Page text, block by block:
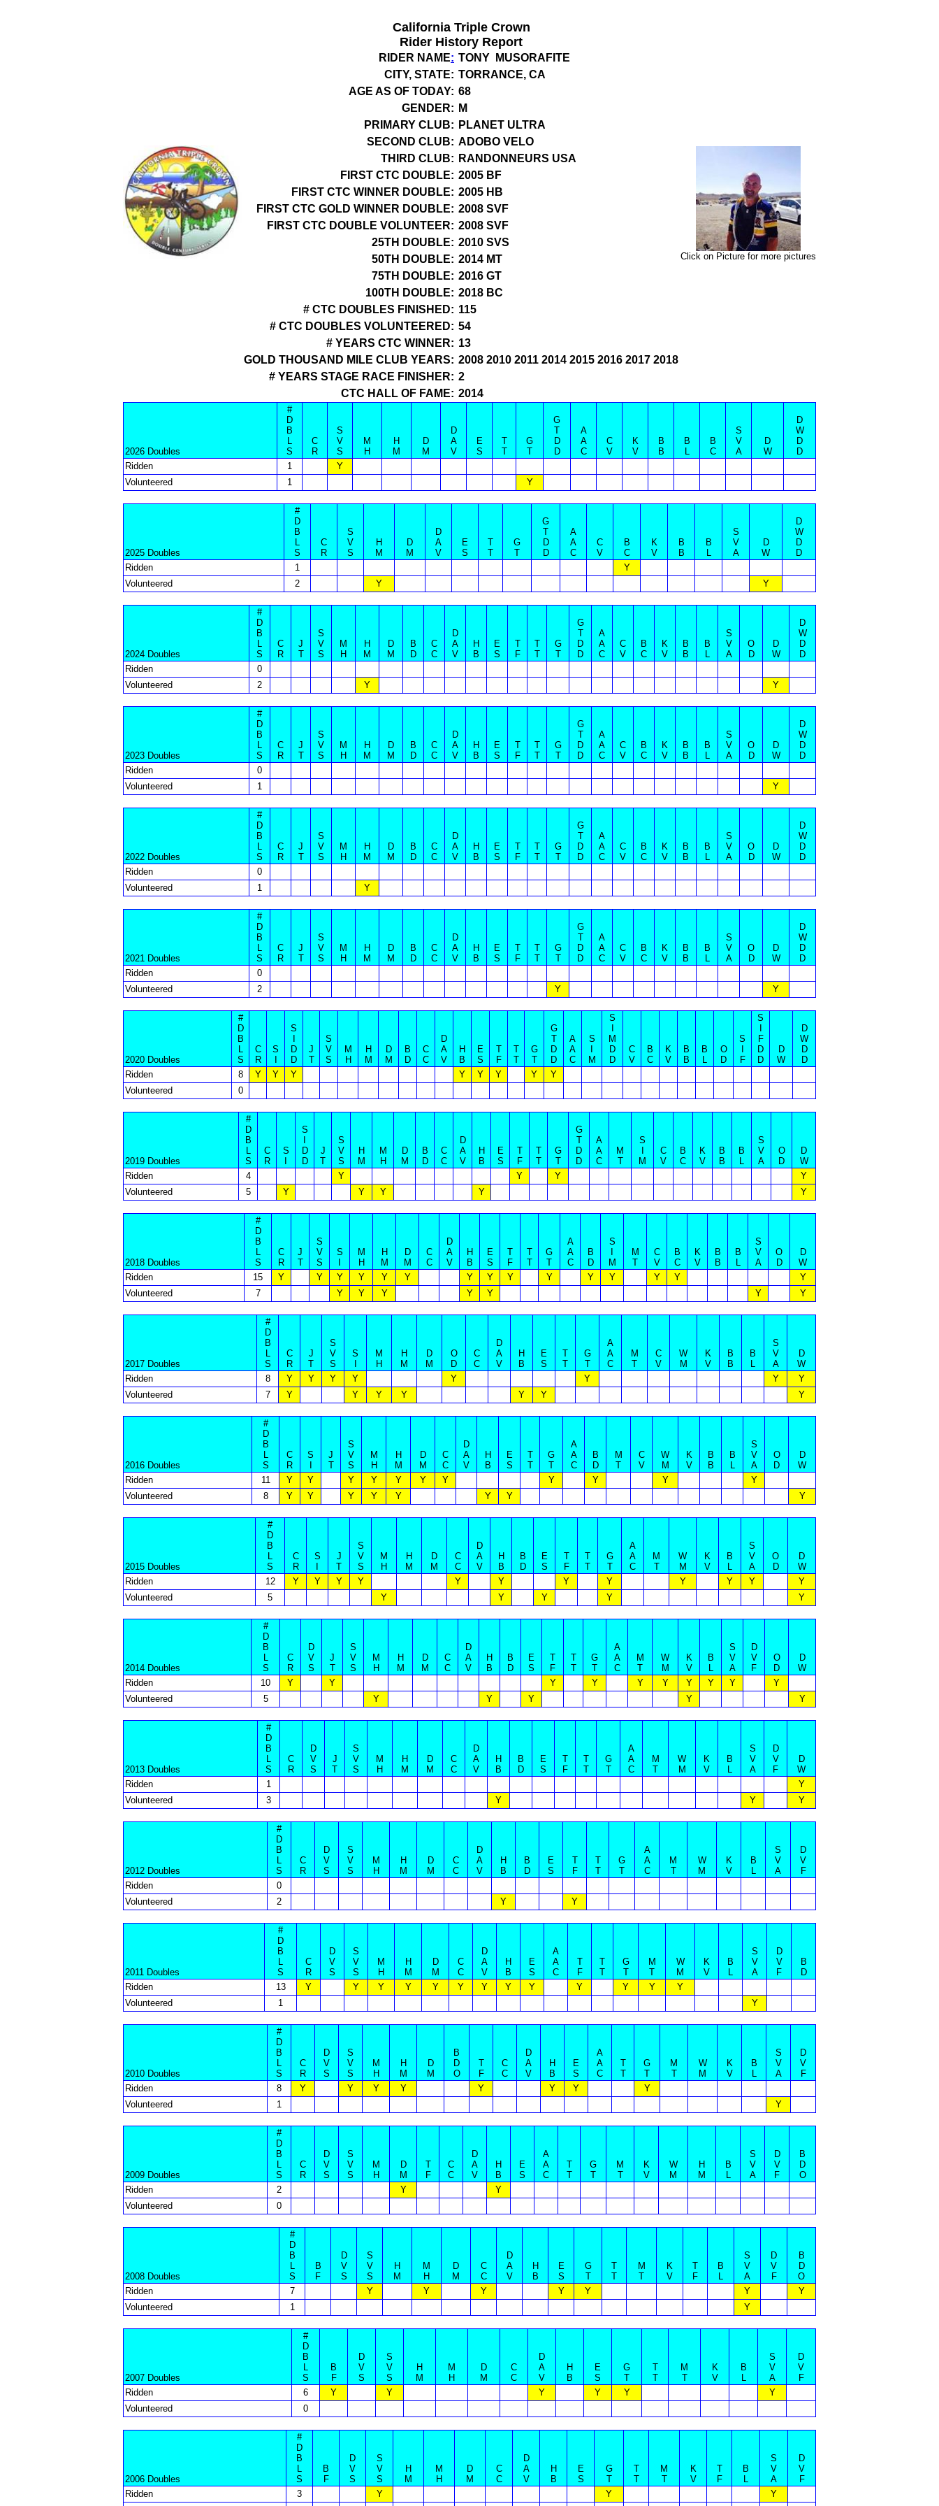
California Triple Crown
Rider History Report
RIDER NAME: TONY MUSORAFITE
CITY, STATE: TORRANCE, CA
AGE AS OF TODAY: 68
GENDER: M
PRIMARY CLUB: PLANET ULTRA
SECOND CLUB: ADOBO VELO
THIRD CLUB: RANDONNEURS USA
FIRST CTC DOUBLE: 2005 BF
FIRST CTC WINNER DOUBLE: 2005 HB
FIRST CTC GOLD WINNER DOUBLE: 2008 SVF
FIRST CTC DOUBLE VOLUNTEER: 2008 SVF
25TH DOUBLE: 2010 SVS
50TH DOUBLE: 2014 MT
75TH DOUBLE: 2016 GT
100TH DOUBLE: 2018 BC
# CTC DOUBLES FINISHED: 115
# CTC DOUBLES VOLUNTEERED: 54
# YEARS CTC WINNER: 13
GOLD THOUSAND MILE CLUB YEARS: 2008 2010 2011 2014 2015 2016 2017 2018
# YEARS STAGE RACE FINISHER: 2
CTC HALL OF FAME: 2014
Click on Picture for more pictures
2026 Doubles
#
D
B
L
S
C
R
S
V
S
M
H
H
M
D
M
D
A
V
E
S
T
T
G
T
G
T
D
D
A
A
C
C
V
K
V
B
B
B
L
B
C
S
V
A
D
W
D
W
D
D
Ridden
1
Y
Volunteered
1 Y
2025 Doubles
#
D
B
L
S
C
R
S
V
S
H
M
D
M
D
A
V
E
S
T
T
G
T
G
T
D
D
A
A
C
C
V
B
C
K
V
B
B
B
L
S
V
A
D
W
D
W
D
D
Ridden
1
Y
Volunteered
2 Y Y
2024 Doubles
#
D
B
L
S
C
R
J
T
S
V
S
M
H
H
M
D
M
B
D
C
C
D
A
V
H
B
E
S
T
F
T
T
G
T
G
T
D
D
A
A
C
C
V
B
C
K
V
B
B
B
L
S
V
A
O
D
D
W
D
W
D
D
Ridden
0
Volunteered
2 Y Y
2023 Doubles
#
D
B
L
S
C
R
J
T
S
V
S
M
H
H
M
D
M
B
D
C
C
D
A
V
H
B
E
S
T
F
T
T
G
T
G
T
D
D
A
A
C
C
V
B
C
K
V
B
B
B
L
S
V
A
O
D
D
W
D
W
D
D
Ridden
0
Volunteered
1 Y
2022 Doubles
#
D
B
L
S
C
R
J
T
S
V
S
M
H
H
M
D
M
B
D
C
C
D
A
V
H
B
E
S
T
F
T
T
G
T
G
T
D
D
A
A
C
C
V
B
C
K
V
B
B
B
L
S
V
A
O
D
D
W
D
W
D
D
Ridden
0
Volunteered
1 Y
2021 Doubles
#
D
B
L
S
C
R
J
T
S
V
S
M
H
H
M
D
M
B
D
C
C
D
A
V
H
B
E
S
T
F
T
T
G
T
G
T
D
D
A
A
C
C
V
B
C
K
V
B
B
B
L
S
V
A
O
D
D
W
D
W
D
D
Ridden
0
Volunteered
2 Y Y
2020 Doubles
#
D
B
L
S
C
R
S
S
D
D
J
T
S
V
S
M
H
H
M
D
M
B
D
C
C
D
A
V
H
B
E
S
T
F
T
T
G
T
G
T
D
D
A
A
C
S
M
S
M
D
D
C
V
B
C
K
V
B
B
B
L
O
D
S
F
S
F
D
D
D
W
D
W
D
D
Ridden
8 Y Y Y Y Y Y Y
Y
Volunteered
0
2019 Doubles
#
D
B
L
S
C
R
S
S
D
D
J
T
S
V
S
H
M
M
H
D
M
B
D
C
C
D
A
V
H
B
E
S
T
F
T
T
G
T
G
T
D
D
A
A
C
M
T
S
M
C
V
B
C
K
V
B
B
B
L
S
V
A
O
D
D
W
Ridden
4 Y Y Y
Y
Volunteered
5 Y Y Y Y Y
2018 Doubles
#
D
B
L
S
C
R
J
T
S
V
S
S
M
H
H
M
D
M
C
C
D
A
V
H
B
E
S
T
F
T
T
G
T
A
A
C
B
D
S
M
M
T
C
V
B
C
K
V
B
B
B
L
S
V
A
O
D
D
W
Ridden
15 Y Y Y Y Y Y Y Y Y Y Y Y Y Y
Y
Volunteered
7 Y Y Y Y Y Y Y
2017 Doubles
#
D
B
L
S
C
R
J
T
S
V
S
S
M
H
H
M
D
M
O
D
C
C
D
A
V
H
B
E
S
T
T
G
T
A
A
C
M
T
C
V
W
M
K
V
B
B
B
L
S
V
A
D
W
Ridden
8 Y Y Y Y Y Y Y
Y
Volunteered
7 Y Y Y Y Y Y Y
2016 Doubles
#
D
B
L
S
C
R
S
J
T
S
V
S
M
H
H
M
D
M
C
C
D
A
V
H
B
E
S
T
T
G
T
A
A
C
B
D
M
T
C
V
W
M
K
V
B
B
B
L
S
V
A
O
D
D
W
Ridden
11 Y Y Y Y Y Y Y Y Y Y
Y
Volunteered
8 Y Y Y Y Y Y Y Y
2015 Doubles
#
D
B
L
S
C
R
S
J
T
S
V
S
M
H
H
M
D
M
C
C
D
A
V
H
B
B
D
E
S
T
F
T
T
G
T
A
A
C
M
T
W
M
K
V
B
L
S
V
A
O
D
D
W
Ridden
12 Y Y Y Y Y Y Y Y Y Y Y
Y
Volunteered
5 Y Y Y Y Y
2014 Doubles
#
D
B
L
S
C
R
D
V
S
J
T
S
V
S
M
H
H
M
D
M
C
C
D
A
V
H
B
B
D
E
S
T
F
T
T
G
T
A
A
C
M
T
W
M
K
V
B
L
S
V
A
D
V
F
O
D
D
W
Ridden
10 Y Y Y Y Y Y Y Y Y
Y
Volunteered
5 Y Y Y Y Y
2013 Doubles
#
D
B
L
S
C
R
D
V
S
J
T
S
V
S
M
H
H
M
D
M
C
C
D
A
V
H
B
B
D
E
S
T
F
T
T
G
T
A
A
C
M
T
W
M
K
V
B
L
S
V
A
D
V
F
D
W
Ridden
1
Y
Volunteered
3 Y Y Y
2012 Doubles
#
D
B
L
S
C
R
D
V
S
S
V
S
M
H
H
M
D
M
C
C
D
A
V
H
B
B
D
E
S
T
F
T
T
G
T
A
A
C
M
T
W
M
K
V
B
L
S
V
A
D
V
F
Ridden
0
Volunteered
2 Y Y
2011 Doubles
#
D
B
L
S
C
R
D
V
S
S
V
S
M
H
H
M
D
M
C
C
D
A
V
H
B
E
S
A
A
C
T
F
T
T
G
T
M
T
W
M
K
V
B
L
S
V
A
D
V
F
B
D
Ridden
13 Y Y Y Y Y Y Y Y Y Y Y Y
Y
Volunteered
1 Y
2010 Doubles
#
D
B
L
S
C
R
D
V
S
S
V
S
M
H
H
M
D
M
B
D
O
T
F
C
C
D
A
V
H
B
E
S
A
A
C
T
T
G
T
M
T
W
M
K
V
B
L
S
V
A
D
V
F
Ridden
8 Y Y Y Y Y Y Y
Y
Volunteered
1 Y
2009 Doubles
#
D
B
L
S
C
R
D
V
S
S
V
S
M
H
D
M
T
F
C
C
D
A
V
H
B
E
S
A
A
C
T
T
G
T
M
T
K
V
W
M
H
M
B
L
S
V
A
D
V
F
B
D
O
Ridden
2 Y
Y
Volunteered
0
2008 Doubles
#
D
B
L
S
B
F
D
V
S
S
V
S
H
M
M
H
D
M
C
C
D
A
V
H
B
E
S
G
T
T
T
M
T
K
V
T
F
B
L
S
V
A
D
V
F
B
D
O
Ridden
7 Y Y Y Y Y Y
Y
Volunteered
1 Y
2007 Doubles
#
D
B
L
S
B
F
D
V
S
S
V
S
H
M
M
H
D
M
C
C
D
A
V
H
B
E
S
G
T
T
T
M
T
K
V
B
L
S
V
A
D
V
F
Ridden
6 Y Y Y Y Y
Y
Volunteered
0
2006 Doubles
#
D
B
L
S
B
F
D
V
S
S
V
S
H
M
M
H
D
M
C
C
D
A
V
H
B
E
S
G
T
T
T
M
T
K
V
T
F
B
L
S
V
A
D
V
F
Ridden
3 Y Y
Y